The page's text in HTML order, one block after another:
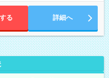
る 詳細へ